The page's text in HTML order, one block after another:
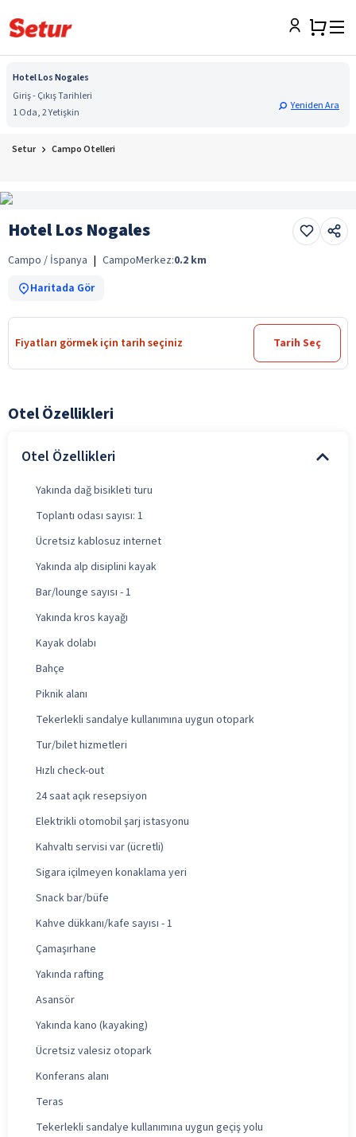
Hotel Los Nogales
Giriş - Çıkış Tarihleri
1 Oda, 2 Yetişkin
Yeniden Ara
Setur Campo Otelleri
Hotel Los Nogales
Campo / İspanya | CampoMerkez:0.2 km
Haritada Gör
Fiyatları görmek için tarih seçiniz Tarih Seç
Otel Özellikleri
Otel Özellikleri
Yakında dağ bisikleti turu
Toplantı odası sayısı: 1
Ücretsiz kablosuz internet
Yakında alp disiplini kayak
Bar/lounge sayısı - 1
Yakında kros kayağı
Kayak dolabı
Bahçe
Piknik alanı
Tekerlekli sandalye kullanımına uygun otopark
Tur/bilet hizmetleri
Hızlı check-out
24 saat açık resepsiyon
Elektrikli otomobil şarj istasyonu
Kahvaltı servisi var (ücretli)
Sigara içilmeyen konaklama yeri
Snack bar/büfe
Kahve dükkanı/kafe sayısı - 1
Çamaşırhane
Yakında rafting
Asansör
Yakında kano (kayaking)
Ücretsiz valesiz otopark
Konferans alanı
Teras
Tekerlekli sandalye kullanımına uygun geçiş yolu